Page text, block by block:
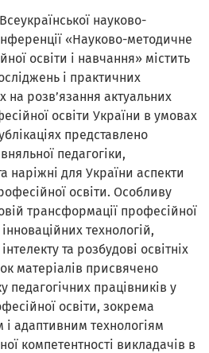
науково-
«Науково-методичне
освіти і навчання» містить
і практичних
розв’язання актуальних
освіти України в умовах
представлено
педагогіки,
наріжні для України аспекти
освіти. Особливу
трансформації професійної
технологій,
та розбудові освітніх
матеріалів присвячено
педагогічних працівників у
освіти, зокрема
адаптивним технологіям
компетентності викладачів в